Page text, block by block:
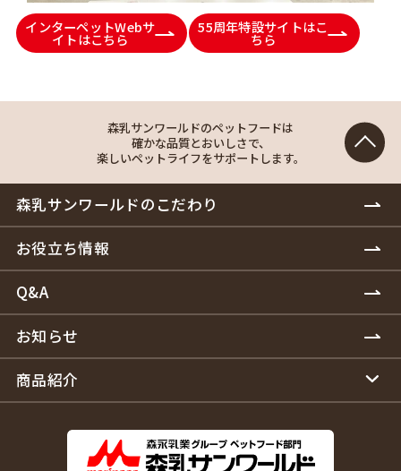
インターペットWebサ
イトはこちら
55周年特設サイトはこ
ちら
森乳サンワールドのペットフードは
確かな品質とおいしさで、
楽しいペットライフをサポートします。
森乳サンワールドのこだわり
お役立ち情報
Q&A
お知らせ
商品紹介